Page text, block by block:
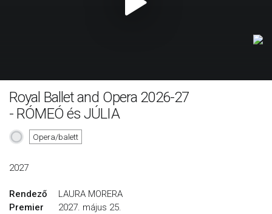
Royal Ballet and Opera 2026-27
- RÓMEÓ és JÚLIA
Opera/balett
2027
Rendező
LAURA MORERA
Premier
2027. május 25.